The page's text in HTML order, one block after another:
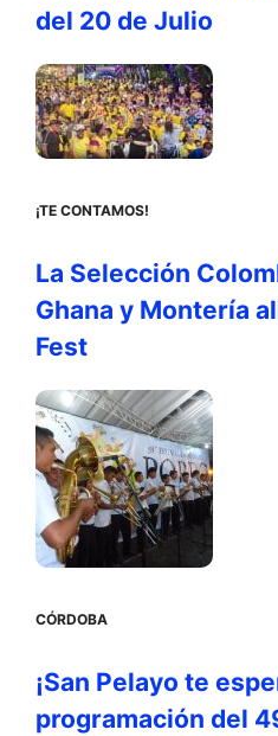
del 20 de Julio
¡TE CONTAMOS!
La Selección
Ghana y Montería
Fest
CÓRDOBA
¡San Pelayo te
programación del